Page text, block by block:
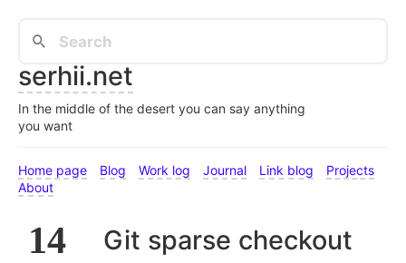
serhii.net
In the middle of the desert you can say anything
you want
Home page Blog Work log Journal Link blog
Projects
About
14 Git sparse checkout